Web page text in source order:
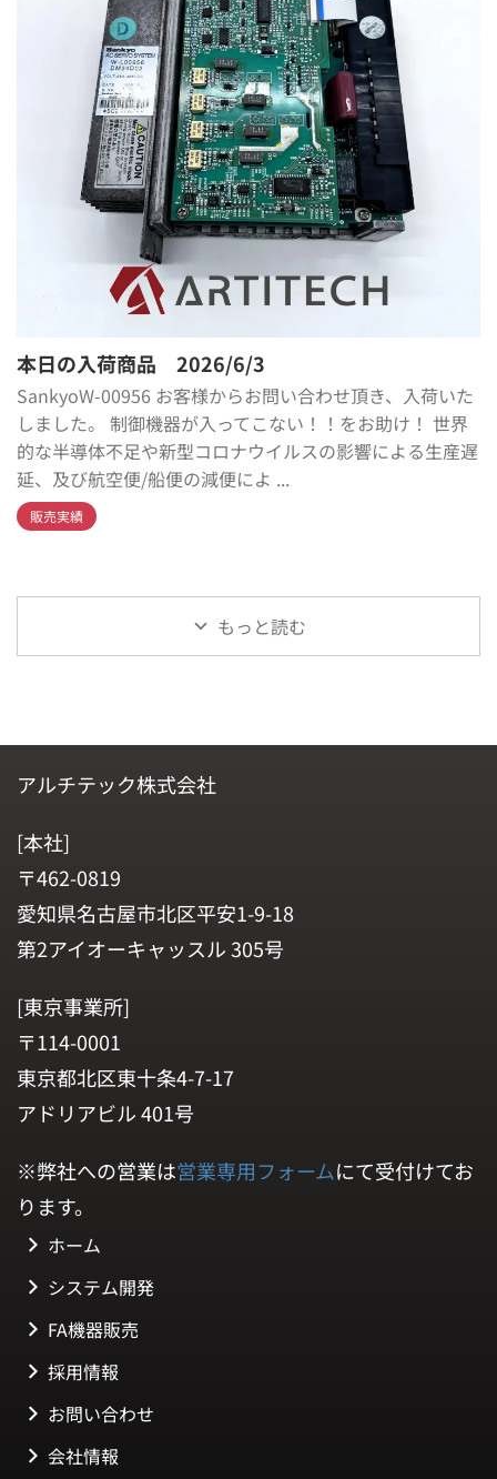
本日の入荷商品 2026/6/3
SankyoW-00956 お客様からお問い合わせ頂き、入荷いた
しました。 制御機器が入ってこない！！をお助け！ 世界
的な半導体不足や新型コロナウイルスの影響による生産遅
延、及び航空便/船便の減便によ ...
販売実績
もっと読む
アルチテック株式会社
[本社]
〒462-0819
愛知県名古屋市北区平安1-9-18
第2アイオーキャッスル 305号
[東京事業所]
〒114-0001
東京都北区東十条4-7-17
アドリアビル 401号
※弊社への営業は営業専用フォームにて受付けてお
ります。
ホーム
システム開発
FA機器販売
採用情報
お問い合わせ
会社情報